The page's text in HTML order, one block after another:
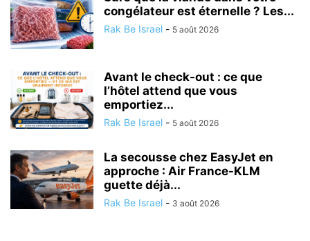
congélateur est éternelle ? Les...
Rak Be Israel - 5 août 2026
Avant le check-out : ce que
l’hôtel attend que vous
emportiez...
Rak Be Israel - 5 août 2026
La secousse chez EasyJet en
approche : Air France-KLM
guette déjà...
Rak Be Israel - 3 août 2026